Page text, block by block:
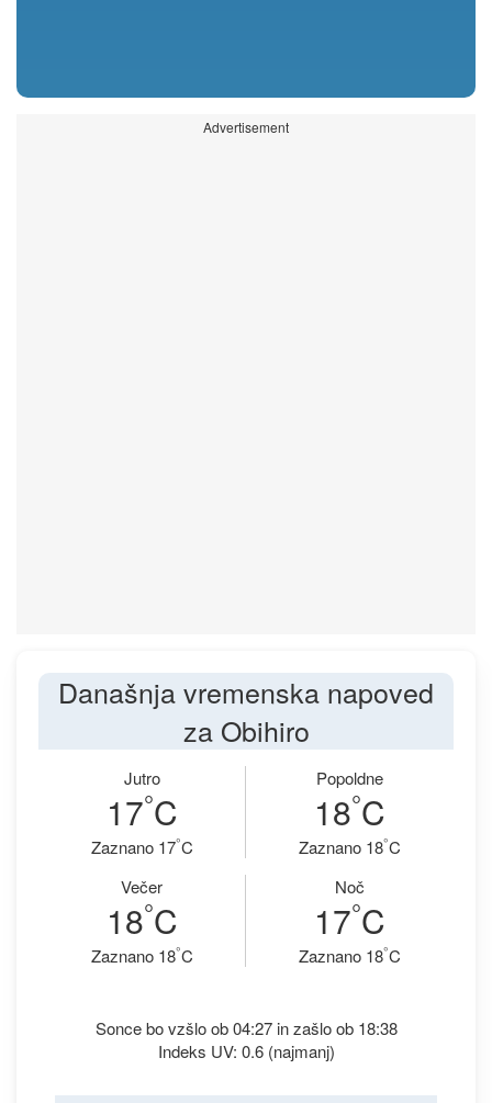
Advertisement
Današnja vremenska napoved
za Obihiro
Jutro
17°C
Zaznano 17°C
Popoldne
18°C
Zaznano 18°C
Večer
18°C
Zaznano 18°C
Noč
17°C
Zaznano 18°C
Sonce bo vzšlo ob 04:27 in zašlo ob 18:38
Indeks UV: 0.6 (najmanj)